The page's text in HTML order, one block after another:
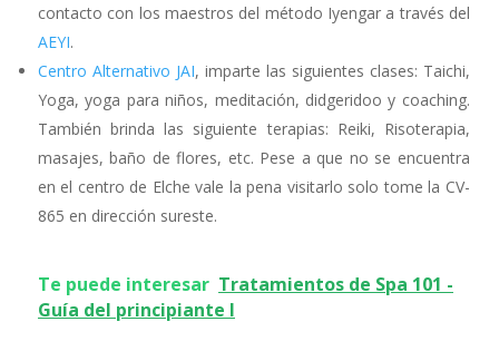
contacto con los maestros del método Iyengar a través del
AEYI.
Centro Alternativo JAI, imparte las siguientes clases: Taichi,
Yoga, yoga para niños, meditación, didgeridoo y coaching.
También brinda las siguiente terapias: Reiki, Risoterapia,
masajes, baño de flores, etc. Pese a que no se encuentra
en el centro de Elche vale la pena visitarlo solo tome la CV-
865 en dirección sureste.
Te puede interesar Tratamientos de Spa 101 -
Guía del principiante I